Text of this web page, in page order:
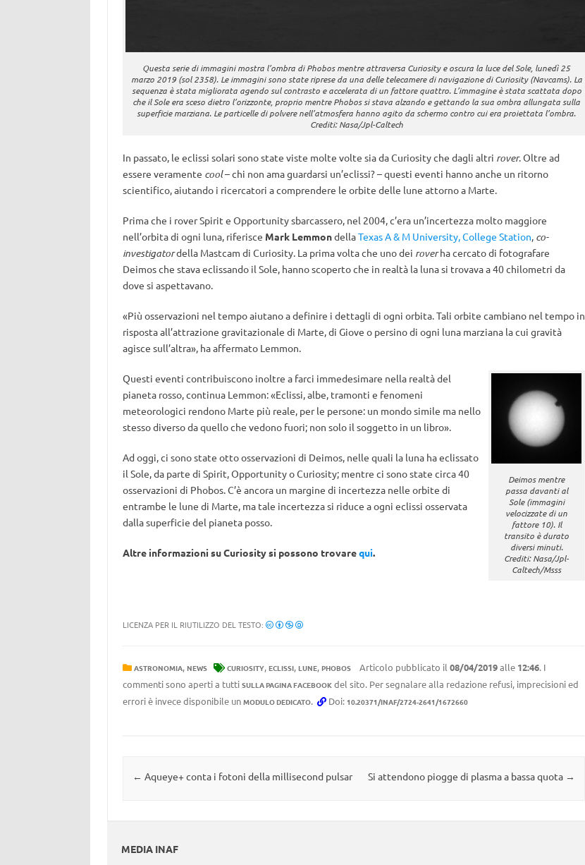
Questa serie di immagini mostra l’ombra di Phobos mentre attraversa Curiosity e oscura la luce del Sole, lunedì 25
marzo 2019 (sol 2358). Le immagini sono state riprese da una delle telecamere di navigazione di Curiosity (Navcams). La
sequenza è stata migliorata agendo sul contrasto e accelerata di un fattore quattro. L’immagine è stata scattata dopo
che il Sole era sceso dietro l’orizzonte, proprio mentre Phobos si stava alzando e gettando la sua ombra allungata sulla
superficie marziana. Le particelle di polvere nell’atmosfera hanno agito da schermo contro cui era proiettata l’ombra.
Crediti: Nasa/Jpl-Caltech
In passato, le eclissi solari sono state viste molte volte sia da Curiosity che dagli altri rover. Oltre ad
essere veramente cool– chi non ama guardarsi un’eclissi? – questi eventi hanno anche un ritorno
scientifico, aiutando i ricercatori a comprendere le orbite delle lune attorno a Marte.
Prima che i rover Spirit e Opportunity sbarcassero, nel 2004, c’era un’incertezza molto maggiore
nell’orbita di ogni luna, riferisce Mark LemmondellaTexas A & M University, College Station, co-
investigatordella Mastcam di Curiosity. La prima volta che uno dei roverha cercato di fotografare
Deimos che stava eclissando il Sole, hanno scoperto che in realtà la luna si trovava a 40 chilometri da
dove si aspettavano.
«Più osservazioni nel tempo aiutano a definire i dettagli di ogni orbita. Tali orbite cambiano nel tempo in
risposta all’attrazione gravitazionale di Marte, di Giove o persino di ogni luna marziana la cui gravità
agisce sull’altra», ha affermato Lemmon.
Deimos mentre
passa davanti al
Sole (immagini
velocizzate di un
fattore 10). Il
transito è durato
diversi minuti.
Crediti: Nasa/Jpl-
Caltech/Msss
Questi eventi contribuiscono inoltre a farci immedesimare nella realtà del
pianeta rosso, continua Lemmon: «Eclissi, albe, tramonti e fenomeni
meteorologici rendono Marte più reale, per le persone: un mondo simile ma nello
stesso diverso da quello che vedono fuori; non solo il soggetto in un libro».
Ad oggi, ci sono state otto osservazioni di Deimos, nelle quali la luna ha eclissato
il Sole, da parte di Spirit, Opportunity o Curiosity; mentre ci sono state circa 40
osservazioni di Phobos. C’è ancora un margine di incertezza nelle orbite di
entrambe le lune di Marte, ma tale incertezza si riduce a ogni eclissi osservata
dalla superficie del pianeta posso.
Altre informazioni su Curiosity si possono trovarequi.
LICENZA PER IL RIUTILIZZO DEL TESTO:
ASTRONOMIA, NEWS CURIOSITY, ECLISSI, LUNE, PHOBOS Articolo pubblicato il 08/04/2019alle 12:46. I
commenti sono aperti a tutti SULLA PAGINA FACEBOOKdel sito. Per segnalare alla redazione refusi, imprecisioni ed
errori è invece disponibile un MODULO DEDICATO. Doi: 10.20371/INAF/2724-2641/1672660
Navigazione articolo
← Aqueye+ conta i fotoni della millisecond pulsar Si attendono piogge di plasma a bassa quota →
MEDIA INAF